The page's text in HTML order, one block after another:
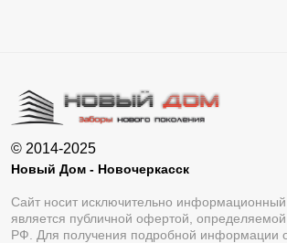
© 2014-2025
Новый Дом - Новочеркасск
Сайт носит исключительно информационный
является публичной офертой,
РФ. Для получения подробной информации